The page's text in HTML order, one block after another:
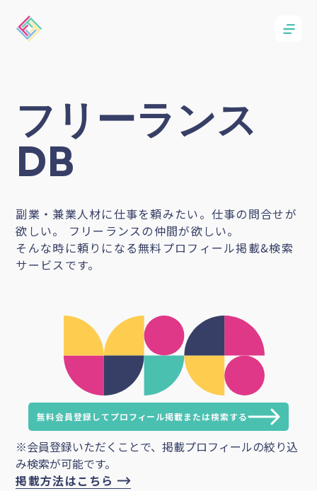
フリーランス
DB
副業・兼業人材に仕事を頼みたい。仕事の問合せが
欲しい。 フリーランスの仲間が欲しい。
そんな時に頼りになる無料プロフィール掲載&検索
サービスです。
無料会員登録してプロフィール掲載または検索する
※会員登録いただくことで、掲載プロフィールの絞り込
み検索が可能です。
掲載方法はこちら